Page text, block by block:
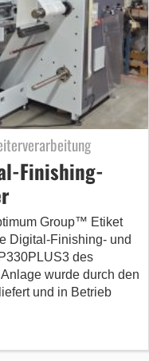
Finishing-
Group™ Etiket
Digital-Finishing- und
des
wurde durch den
und in Betrieb